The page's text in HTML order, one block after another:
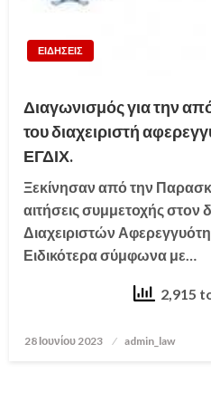
ΕΙΔΗΣΕΙΣ
Διαγωνισμός για την
του διαχειριστή
ΕΓΔΙΧ.
Ξεκίνησαν από την
αιτήσεις συμμετοχής
Διαχειριστών
Ειδικότερα σύμφωνα με…
2,915
Posted
28 Ιουνίου 2023 admin_law